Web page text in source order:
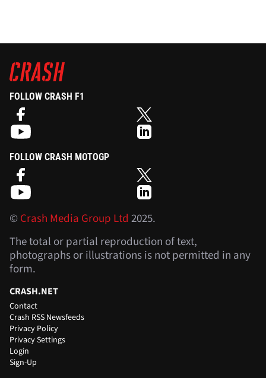
FOLLOW CRASH F1
FOLLOW CRASH MOTOGP
©Crash Media Group Ltd 2025.
The total or partial reproduction of text,
photographs or illustrations is not permitted in any
form.
CRASH.NET
Contact
Crash RSS Newsfeeds
Privacy Policy
Privacy Settings
Login
Sign-Up